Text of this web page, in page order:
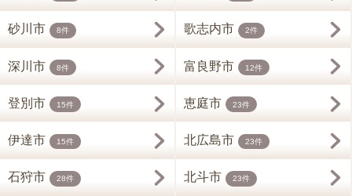
砂川市 8件 歌志内市 2件
深川市 8件 富良野市 12件
登別市 15件 恵庭市 23件
伊達市 15件 北広島市 23件
石狩市 28件 北斗市 23件